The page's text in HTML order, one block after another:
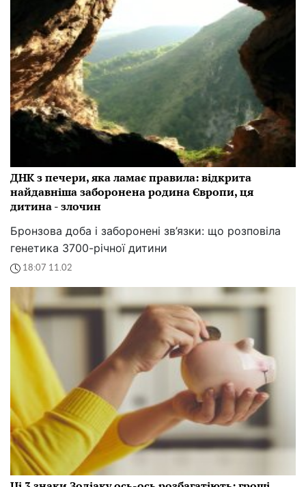
ДНК з печери, яка ламає правила: відкрита
найдавніша заборонена родина Європи, ця
дитина - злочин
Бронзова доба і заборонені зв’язки: що розповіла
генетика 3700-річної дитини
18:07 11.02